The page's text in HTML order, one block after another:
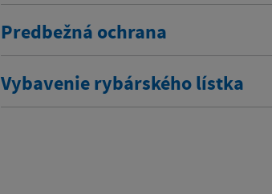
Predbežná ochrana
Vybavenie rybárského lístka